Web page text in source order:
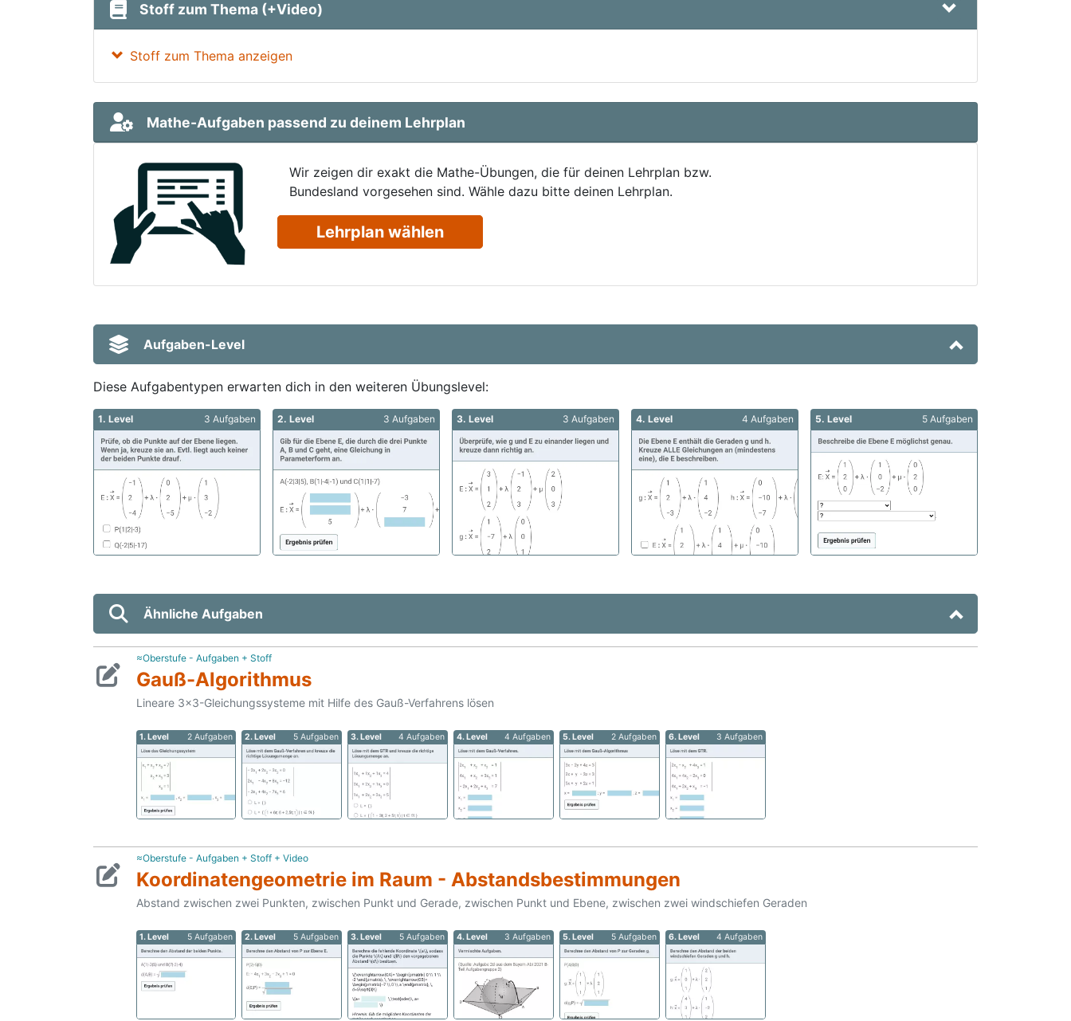
Stoff zum Thema (+Video)
Stoff zum Thema anzeigen
Mathe-Aufgaben passend zu deinem Lehrplan
Wir zeigen dir exakt die Mathe-Übungen, die für deinen Lehrplan bzw.
Bundesland vorgesehen sind. Wähle dazu bitte deinen Lehrplan.
Lehrplan wählen
Aufgaben-Level
Diese Aufgabentypen erwarten dich in den weiteren Übungslevel:
1. Level 3 Aufgaben 2. Level 3 Aufgaben 3. Level 3 Aufgaben 4. Level 4 Aufgaben 5. Level 5 Aufgaben
Ähnliche Aufgaben
≈Oberstufe - Aufgaben + Stoff
Gauß-Algorithmus
Lineare 3x3-Gleichungssysteme mit Hilfe des Gauß-Verfahrens lösen
1. Level 2 Aufgaben 2. Level 5 Aufgaben 3. Level 4 Aufgaben 4. Level 4 Aufgaben 5. Level 2 Aufgaben 6. Level 3 Aufgaben
≈Oberstufe - Aufgaben + Stoff + Video
Koordinatengeometrie im Raum - Abstandsbestimmungen
Abstand zwischen zwei Punkten, zwischen Punkt und Gerade, zwischen Punkt und Ebene, zwischen zwei windschiefen Geraden
1. Level 5 Aufgaben 2. Level 5 Aufgaben 3. Level 5 Aufgaben 4. Level 3 Aufgaben 5. Level 5 Aufgaben 6. Level 4 Aufgaben